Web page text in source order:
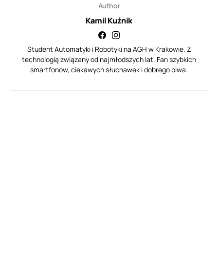
Author
Kamil Kuźnik
Student Automatyki i Robotyki na AGH w Krakowie. Z
technologią związany od najmłodszych lat. Fan szybkich
smartfonów, ciekawych słuchawek i dobrego piwa.